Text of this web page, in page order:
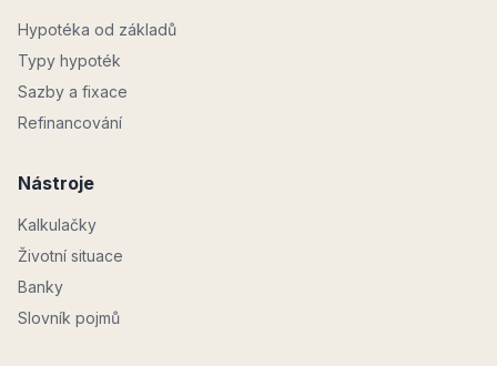
Hypotéka od základů
Typy hypoték
Sazby a fixace
Refinancování
Nástroje
Kalkulačky
Životní situace
Banky
Slovník pojmů